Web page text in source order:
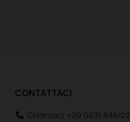
CONTATTACI
Chiamaci +39 0831 848122